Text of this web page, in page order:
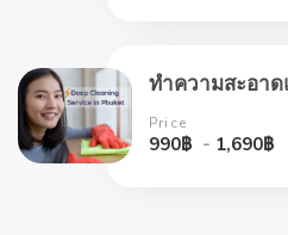
ทำความสะอา
Price
990฿ - 1,690฿